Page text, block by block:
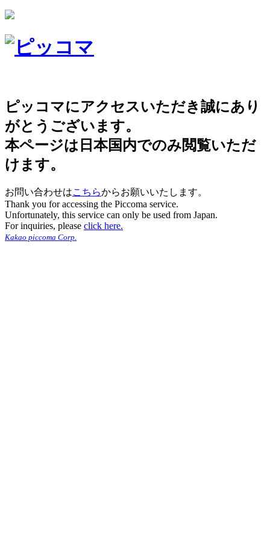
ピッコマにアクセスいただき誠にあり
がとうございます。
本ページは日本国内でのみ閲覧いただ
けます。
お問い合わせはこちらからお願いいたします。
Thank you for accessing the Piccoma service.
Unfortunately, this service can only be used from Japan.
For inquiries, please click here.
Kakao piccoma Corp.